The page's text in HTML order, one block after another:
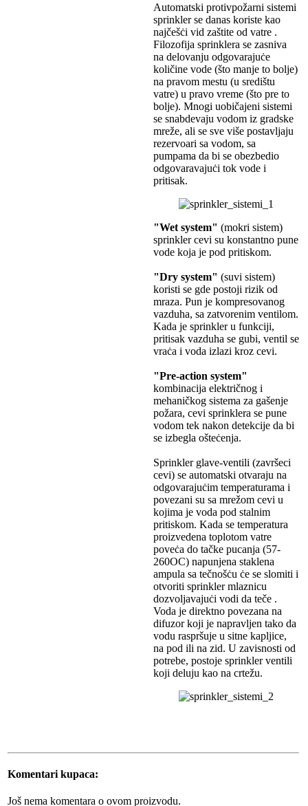
Automatski protivpožarni sistemi
sprinkler se danas koriste kao
najčešċi vid zaštite od vatre .
Filozofija sprinklera se zasniva
na delovanju odgovarajuċe
količine vode (što manje to bolje)
na pravom mestu (u središtu
vatre) u pravo vreme (što pre to
bolje). Mnogi uobičajeni sistemi
se snabdevaju vodom iz gradske
mreže, ali se sve više postavljaju
rezervoari sa vodom, sa
pumpama da bi se obezbedio
odgovaravajuċi tok vode i
pritisak.
"Wet system" (mokri sistem)
sprinkler cevi su konstantno pune
vode koja je pod pritiskom.
"Dry system" (suvi sistem)
koristi se gde postoji rizik od
mraza. Pun je kompresovanog
vazduha, sa zatvorenim ventilom.
Kada je sprinkler u funkciji,
pritisak vazduha se gubi, ventil se
vraċa i voda izlazi kroz cevi.
"Pre-action system"
kombinacija električnog i
mehaničkog sistema za gašenje
požara, cevi sprinklera se pune
vodom tek nakon detekcije da bi
se izbegla ošteċenja.
Sprinkler glave-ventili (završeci
cevi) se automatski otvaraju na
odgovarajuċim temperaturama i
povezani su sa mrežom cevi u
kojima je voda pod stalnim
pritiskom. Kada se temperatura
proizvedena toplotom vatre
poveċa do tačke pucanja (57-
260OC) napunjena staklena
ampula sa tečnošċu ċe se slomiti i
otvoriti sprinkler mlaznicu
dozvoljavajuċi vodi da teče .
Voda je direktno povezana na
difuzor koji je napravljen tako da
vodu raspršuje u sitne kapljice,
na pod ili na zid. U zavisnosti od
potrebe, postoje sprinkler ventili
koji deluju kao na crtežu.
Komentari kupaca:
Još nema komentara o ovom proizvodu.